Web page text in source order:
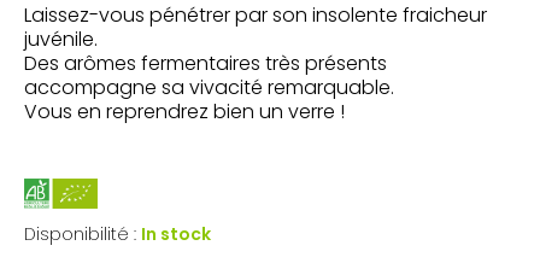
Laissez-vous pénétrer par son insolente fraicheur
juvénile.
Des arômes fermentaires très présents
accompagne sa vivacité remarquable.
Vous en reprendrez bien un verre !
Disponibilité : In stock